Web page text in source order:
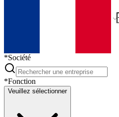
*Société
*Fonction
Veuillez sélectionner